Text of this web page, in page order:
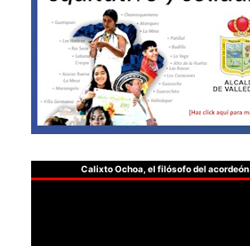
Calixto Ochoa, el filósofo del acordeón